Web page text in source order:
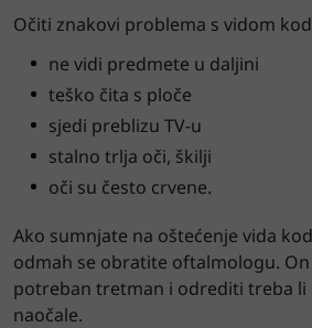
Očiti znakovi problema s vidom
ne vidi predmete u daljini
teško čita s ploče
sjedi preblizu TV-u
stalno trlja oči, škilji
oči su često crvene.
Ako sumnjate na oštećenje vida
odmah se obratite oftalmologu.
potreban tretman i odrediti treba li
naočale.